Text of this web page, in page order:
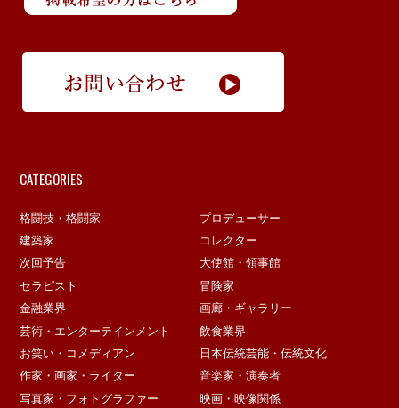
CATEGORIES
格闘技・格闘家
プロデューサー
建築家
コレクター
次回予告
大使館・領事館
セラピスト
冒険家
金融業界
画廊・ギャラリー
芸術・エンターテインメント
飲食業界
お笑い・コメディアン
日本伝統芸能・伝統文化
作家・画家・ライター
音楽家・演奏者
写真家・フォトグラファー
映画・映像関係